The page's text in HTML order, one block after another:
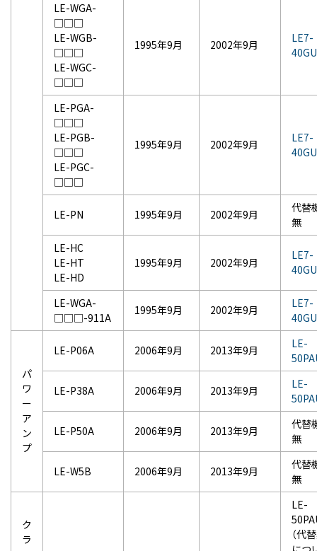
LE-WGA-
□□□
LE-WGB-
□□□
LE-WGC-
□□□
1995年9月 2002年9月
LE7-
LE-PGA-
□□□
LE-PGB-
□□□
LE-PGC-
□□□
1995年9月 2002年9月
LE7-
LE-PN 1995年9月 2002年9月
代替
無
LE-HC
LE-HT
LE-HD
1995年9月 2002年9月
LE7-
LE-WGA-
□□□-911A
1995年9月 2002年9月
LE7-
パ
ワ
ー
ア
ン
プ
LE-P06A 2006年9月 2013年9月
LE-
LE-P38A 2006年9月 2013年9月
LE-
LE-P50A 2006年9月 2013年9月
代替
無
LE-W5B 2006年9月 2013年9月
代替
無
ク
ラ
LE-
（代